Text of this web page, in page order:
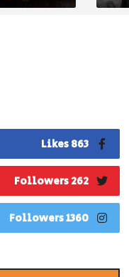
863 Likes
262 Followers
1360 Followers